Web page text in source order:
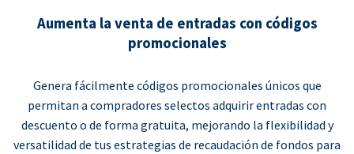
Aumenta la venta de entradas con códigos
promocionales
Genera fácilmente códigos promocionales únicos que
permitan a compradores selectos adquirir entradas con
descuento o de forma gratuita, mejorando la flexibilidad y
versatilidad de tus estrategias de recaudación de fondos para